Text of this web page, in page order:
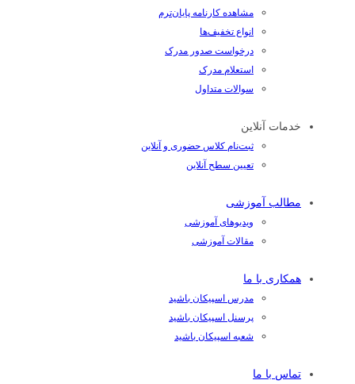
مشاهده کارنامه پایان‌ترم
انواع تخفیف‌ها
درخواست صدور مدرک
استعلام مدرک
سوالات متداول
خدمات آنلاین
ثبت‌نام کلاس حضوری و آنلاین
تعیین سطح آنلاین
مطالب آموزشی
ویدیوهای آموزشی
مقالات آموزشی
همکاری با ما
مدرس اسپیکان باشید
پرسنل اسپیکان باشید
شعبه اسپیکان باشید
تماس با ما